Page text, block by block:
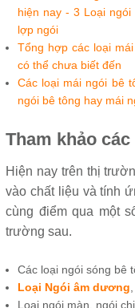
hiện nay - 3 Loại
lợp ngói
Tổng hợp các loại
có thể chưa biết đến
Các loại mái ngói bê
ngói bê tông hay mái
Tham khảo
Hiện nay trên thị
vào chất liệu và tính
cùng điểm qua một
trường sau.
Các loại ngói sóng bê
Loại Ngói âm dương
Loại ngói màn, ngói